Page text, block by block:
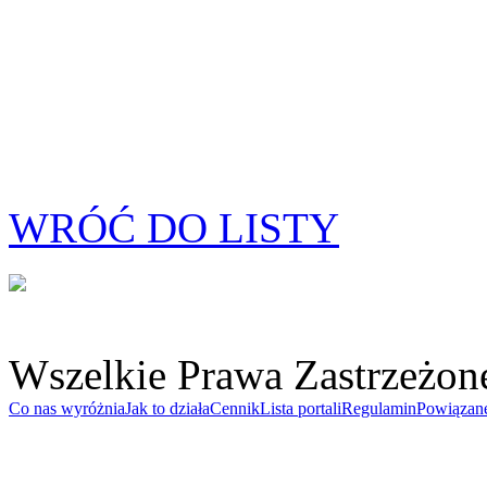
WRÓĆ DO LISTY
Wszelkie Prawa
Co nas wyróżniaJak to działaCennikLista portaliRegulamin